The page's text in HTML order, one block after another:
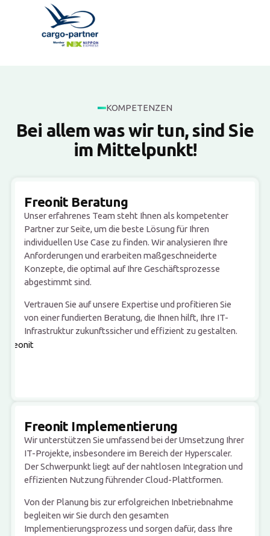
KOMPETENZEN
Bei allem was wir tun, sind Sie
im Mittelpunkt!
Freonit Beratung
Unser erfahrenes Team steht Ihnen als kompetenter
Partner zur Seite, um die beste Lösung für Ihren
individuellen Use Case zu finden. Wir analysieren Ihre
Anforderungen und erarbeiten maßgeschneiderte
Konzepte, die optimal auf Ihre Geschäftsprozesse
abgestimmt sind.
Vertrauen Sie auf unsere Expertise und profitieren Sie
von einer fundierten Beratung, die Ihnen hilft, Ihre IT-
Infrastruktur zukunftssicher und effizient zu gestalten.
Freonit Implementierung
Wir unterstützen Sie umfassend bei der Umsetzung Ihrer
IT-Projekte, insbesondere im Bereich der Hyperscaler.
Der Schwerpunkt liegt auf der nahtlosen Integration und
effizienten Nutzung führender Cloud-Plattformen.
Von der Planung bis zur erfolgreichen Inbetriebnahme
begleiten wir Sie durch den gesamten
Implementierungsprozess und sorgen dafür, dass Ihre